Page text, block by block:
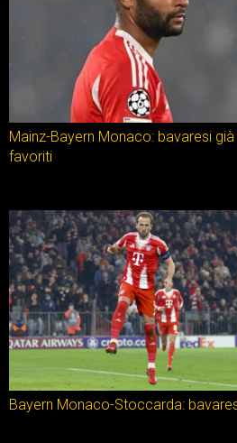
Mainz-Bayern Monaco: bavaresi
favoriti
Bayern Monaco-Stoccarda: